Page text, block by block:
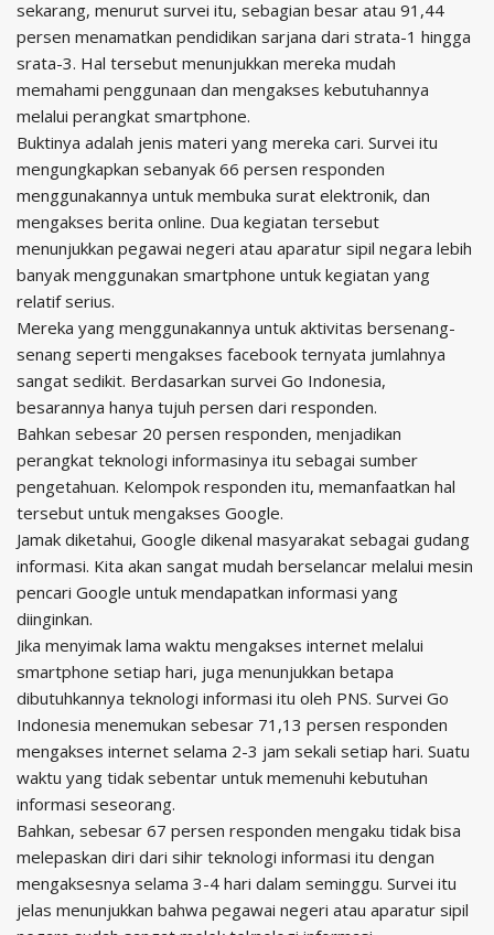
sekarang, menurut survei itu, sebagian besar atau 91,44
persen menamatkan pendidikan sarjana dari strata-1 hingga
srata-3. Hal tersebut menunjukkan mereka mudah
memahami penggunaan dan mengakses kebutuhannya
melalui perangkat smartphone.
Buktinya adalah jenis materi yang mereka cari. Survei itu
mengungkapkan sebanyak 66 persen responden
menggunakannya untuk membuka surat elektronik, dan
mengakses berita online. Dua kegiatan tersebut
menunjukkan pegawai negeri atau aparatur sipil negara lebih
banyak menggunakan smartphone untuk kegiatan yang
relatif serius.
Mereka yang menggunakannya untuk aktivitas bersenang-
senang seperti mengakses facebook ternyata jumlahnya
sangat sedikit. Berdasarkan survei Go Indonesia,
besarannya hanya tujuh persen dari responden.
Bahkan sebesar 20 persen responden, menjadikan
perangkat teknologi informasinya itu sebagai sumber
pengetahuan. Kelompok responden itu, memanfaatkan hal
tersebut untuk mengakses Google.
Jamak diketahui, Google dikenal masyarakat sebagai gudang
informasi. Kita akan sangat mudah berselancar melalui mesin
pencari Google untuk mendapatkan informasi yang
diinginkan.
Jika menyimak lama waktu mengakses internet melalui
smartphone setiap hari, juga menunjukkan betapa
dibutuhkannya teknologi informasi itu oleh PNS. Survei Go
Indonesia menemukan sebesar 71,13 persen responden
mengakses internet selama 2-3 jam sekali setiap hari. Suatu
waktu yang tidak sebentar untuk memenuhi kebutuhan
informasi seseorang.
Bahkan, sebesar 67 persen responden mengaku tidak bisa
melepaskan diri dari sihir teknologi informasi itu dengan
mengaksesnya selama 3-4 hari dalam seminggu. Survei itu
jelas menunjukkan bahwa pegawai negeri atau aparatur sipil